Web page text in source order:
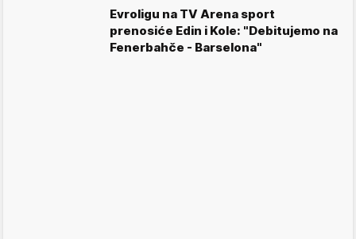
Evroligu na TV Arena sport
prenosiće Edin i Kole: "Debitujemo na
Fenerbahče - Barselona"